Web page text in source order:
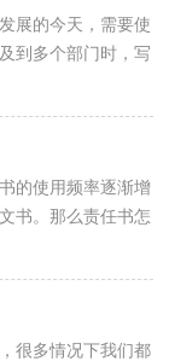
展的今天，需要使
到多个部门时，写
合...
的使用频率逐渐增
书。那么责任书怎
整理...
很多情况下我们都